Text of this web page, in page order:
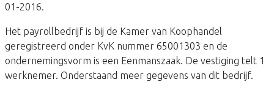
01-2016.
Het payrollbedrijf is bij de Kamer van Koophandel
geregistreerd onder KvK nummer 65001303 en de
ondernemingsvorm is een Eenmanszaak. De vestiging telt 1
werknemer. Onderstaand meer gegevens van dit bedrijf.